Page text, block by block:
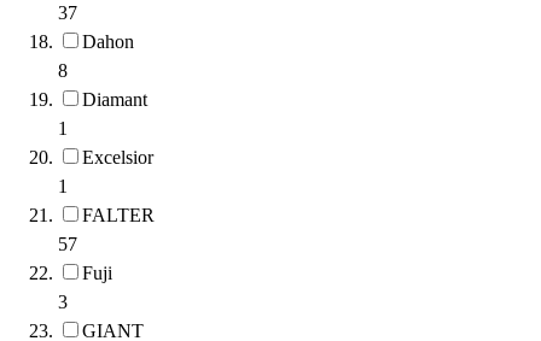
37
Dahon
8
Diamant
1
Excelsior
1
FALTER
57
Fuji
3
GIANT